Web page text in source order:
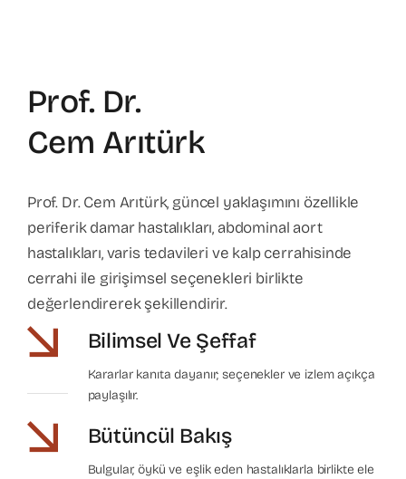
Prof. Dr.
Cem Arıtürk
Prof. Dr. Cem Arıtürk, güncel yaklaşımını özellikle
periferik damar hastalıkları, abdominal aort
hastalıkları, varis tedavileri ve kalp cerrahisinde
cerrahi ile girişimsel seçenekleri birlikte
değerlendirerek şekillendirir.
Bilimsel Ve Şeffaf
Kararlar kanıta dayanır; seçenekler ve izlem açıkça
paylaşılır.
Bütüncül Bakış
Bulgular, öykü ve eşlik eden hastalıklarla birlikte ele